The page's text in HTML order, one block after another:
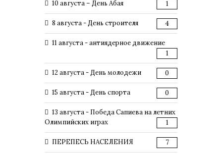
10 августа – День Абая 1
8 августа - День строителя 4
11 августа - антиядерное движение
1
12 августа - День молодежи 0
15 августа - День спорта 0
13 августа - Победа Сапиева на летних
Олимпийских играх
1
ПЕРЕПЕСЬ НАСЕЛЕНИЯ 7